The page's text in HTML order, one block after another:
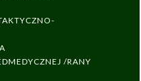
/RANY